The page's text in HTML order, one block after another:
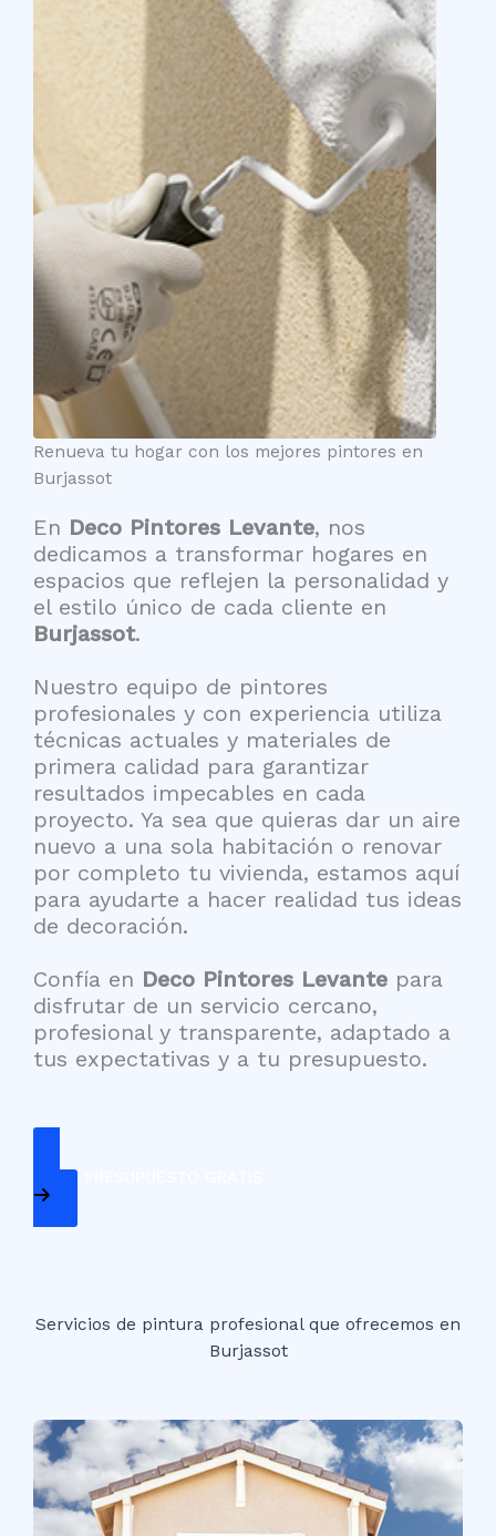
Renueva tu hogar con los mejores pintores en
Burjassot
En Deco Pintores Levante, nos
dedicamos a transformar hogares en
espacios que reflejen la personalidad y
el estilo único de cada cliente en
Burjassot.
Nuestro equipo de pintores
profesionales y con experiencia utiliza
técnicas actuales y materiales de
primera calidad para garantizar
resultados impecables en cada
proyecto. Ya sea que quieras dar un aire
nuevo a una sola habitación o renovar
por completo tu vivienda, estamos aquí
para ayudarte a hacer realidad tus ideas
de decoración.
Confía en Deco Pintores Levante para
disfrutar de un servicio cercano,
profesional y transparente, adaptado a
tus expectativas y a tu presupuesto.
PEDIR PRESUPUESTO GRATIS
Servicios de pintura profesional que ofrecemos en
Burjassot